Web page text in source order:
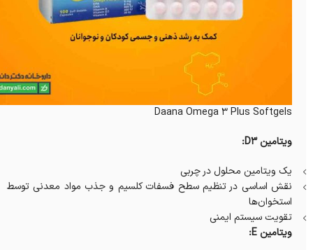
Daana Omega 3 Plus Softgels
ویتامین D3:
یک ویتامین محلول در چربی
نقش اساسی در تنظیم سطح فسفات کلسیم و جذب مواد معدنی توسط
استخوان‌ها
تقویت سیستم ایمنی
ویتامین E: